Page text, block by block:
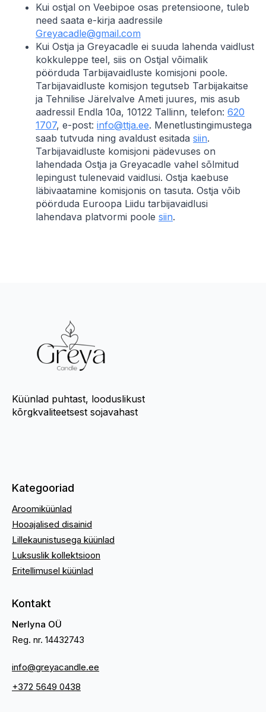
Kui ostjal on Veebipoe osas pretensioone, tuleb
need saata e-kirja aadressile
Greyacadle@gmail.com
Kui Ostja ja Greyacadle ei suuda lahenda vaidlust
kokkuleppe teel, siis on Ostjal võimalik
pöörduda Tarbijavaidluste komisjoni poole.
Tarbijavaidluste komisjon tegutseb Tarbijakaitse
ja Tehnilise Järelvalve Ameti juures, mis asub
aadressil Endla 10a, 10122 Tallinn, telefon: 620
1707, e-post: info@ttja.ee. Menetlustingimustega
saab tutvuda ning avaldust esitada siin.
Tarbijavaidluste komisjoni pädevuses on
lahendada Ostja ja Greyacadle vahel sõlmitud
lepingust tulenevaid vaidlusi. Ostja kaebuse
läbivaatamine komisjonis on tasuta. Ostja võib
pöörduda Euroopa Liidu tarbijavaidlusi
lahendava platvormi poole siin.
Küünlad puhtast, looduslikust
kõrgkvaliteetsest sojavahast
Kategooriad
Aroomiküünlad
Hooajalised disainid
Lillekaunistusega küünlad
Luksuslik kollektsioon
Eritellimusel küünlad
Kontakt
Nerlyna OÜ
Reg. nr. 14432743
info@greyacandle.ee
+372 5649 0438